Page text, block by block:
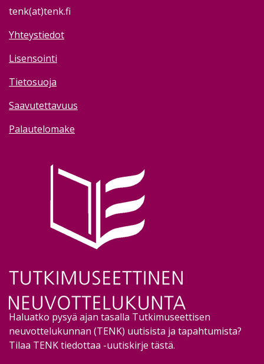
tenk(at)tenk.fi
Yhteystiedot
Lisensointi
Tietosuoja
Saavutettavuus
Palautelomake
Haluatko pysyä ajan tasalla Tutkimuseettisen
neuvottelukunnan (TENK) uutisista ja tapahtumista?
Tilaa TENK tiedottaa -uutiskirje tästä.